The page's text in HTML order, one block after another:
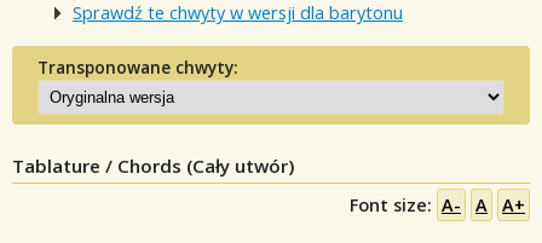
Sprawdź te chwyty w wersji dla barytonu
Transponowane chwyty:
Tablature / Chords (Cały utwór)
Font size: A- A A+